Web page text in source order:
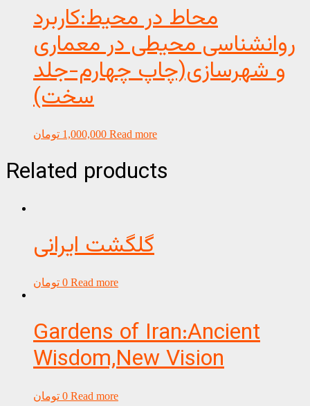
محاط در محیط:کاربرد
روانشناسی محیطی در معماری
و شهرسازی(چاپ چهارم-جلد
سخت)
1,000,000 تومان Read more
Related products
گلگشت ایرانی
0 تومان Read more
Gardens of Iran:Ancient
Wisdom,New Vision
0 تومان Read more